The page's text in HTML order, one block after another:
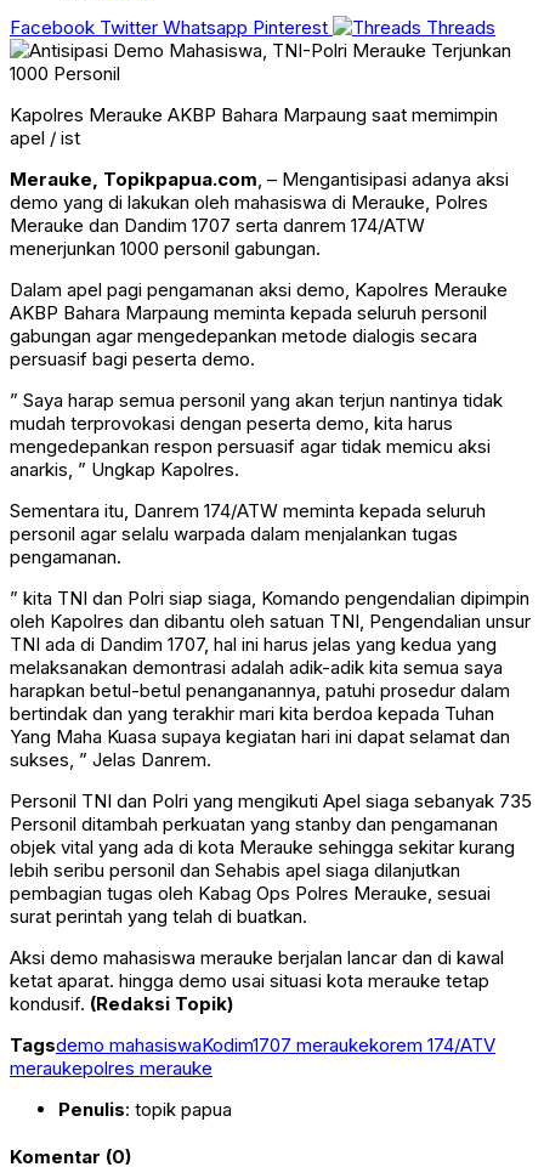
Facebook Twitter Whatsapp Pinterest Threads
Kapolres Merauke AKBP Bahara Marpaung saat memimpin
apel / ist
Merauke, Topikpapua.com, – Mengantisipasi adanya aksi
demo yang di lakukan oleh mahasiswa di Merauke, Polres
Merauke dan Dandim 1707 serta danrem 174/ATW
menerjunkan 1000 personil gabungan.
Dalam apel pagi pengamanan aksi demo, Kapolres Merauke
AKBP Bahara Marpaung meminta kepada seluruh personil
gabungan agar mengedepankan metode dialogis secara
persuasif bagi peserta demo.
” Saya harap semua personil yang akan terjun nantinya tidak
mudah terprovokasi dengan peserta demo, kita harus
mengedepankan respon persuasif agar tidak memicu aksi
anarkis, ” Ungkap Kapolres.
Sementara itu, Danrem 174/ATW meminta kepada seluruh
personil agar selalu warpada dalam menjalankan tugas
pengamanan.
” kita TNI dan Polri siap siaga, Komando pengendalian dipimpin
oleh Kapolres dan dibantu oleh satuan TNI, Pengendalian unsur
TNI ada di Dandim 1707, hal ini harus jelas yang kedua yang
melaksanakan demontrasi adalah adik-adik kita semua saya
harapkan betul-betul penanganannya, patuhi prosedur dalam
bertindak dan yang terakhir mari kita berdoa kepada Tuhan
Yang Maha Kuasa supaya kegiatan hari ini dapat selamat dan
sukses, ” Jelas Danrem.
Personil TNI dan Polri yang mengikuti Apel siaga sebanyak 735
Personil ditambah perkuatan yang stanby dan pengamanan
objek vital yang ada di kota Merauke sehingga sekitar kurang
lebih seribu personil dan Sehabis apel siaga dilanjutkan
pembagian tugas oleh Kabag Ops Polres Merauke, sesuai
surat perintah yang telah di buatkan.
Aksi demo mahasiswa merauke berjalan lancar dan di kawal
ketat aparat. hingga demo usai situasi kota merauke tetap
kondusif. (Redaksi Topik)
Tagsdemo mahasiswaKodim1707 meraukekorem 174/ATV
meraukepolres merauke
Penulis: topik papua
Komentar (0)